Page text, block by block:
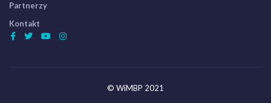
Partnerzy
Kontakt
© WiMBP 2021